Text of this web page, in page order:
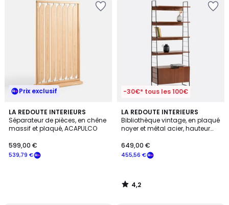
Prix exclusif
LA REDOUTE INTERIEURS
Séparateur de pièces, en chêne
massif et plaqué, ACAPULCO
539,79 €
599,00 €
-30€* tous les 100€
LA REDOUTE INTERIEURS
Bibliothèque vintage, en plaqué
noyer et métal acier, hauteur
455,56 €
649,00 €
4,2
/ 5
4,2
/